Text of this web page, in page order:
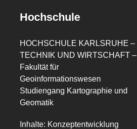
Hochschule
HOCHSCHULE KARLSRUHE –
TECHNIK UND WIRTSCHAFT –
Fakultät für
Geoinformationswesen
Studiengang Kartographie und
Geomatik
Inhalte: Konzeptentwicklung